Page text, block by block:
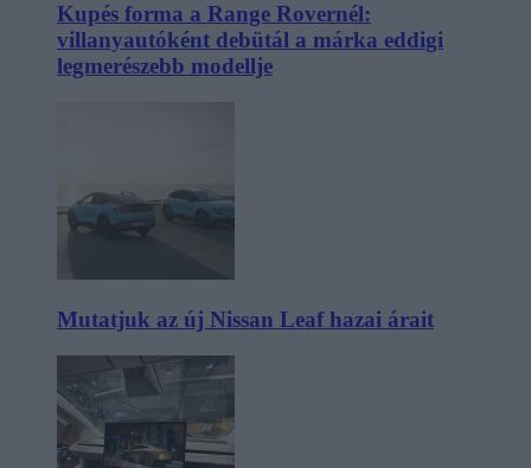
Kupés forma a Range Rovernél:
villanyautóként debütál a márka eddigi
legmerészebb modellje
Mutatjuk az új Nissan Leaf hazai árait